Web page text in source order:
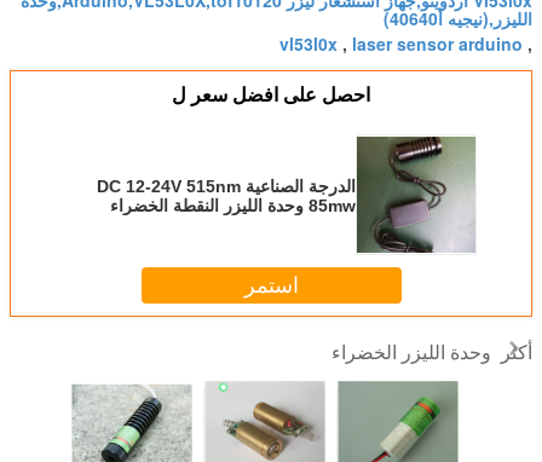
الليزر,(نيجيه أ40640)
,
laser sensor arduino
,
vl53l0x
احصل على افضل سعر ل
الدرجة الصناعية DC 12-24V 515nm
85mw وحدة الليزر النقطة الخضراء
استمر
أكثر وحدة الليزر الخضراء